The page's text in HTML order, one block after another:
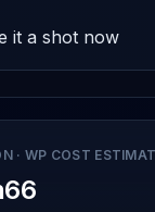
it a shot now
· WP COST